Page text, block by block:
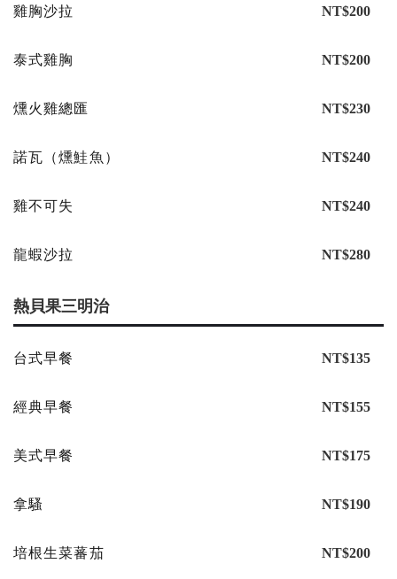
雞胸沙拉 NT$200
泰式雞胸 NT$200
燻火雞總匯 NT$230
諾瓦（燻鮭魚） NT$240
雞不可失 NT$240
龍蝦沙拉 NT$280
熱貝果三明治
台式早餐 NT$135
經典早餐 NT$155
美式早餐 NT$175
拿騷 NT$190
培根生菜蕃茄 NT$200